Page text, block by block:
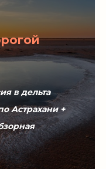
в дельта
Астрахани +